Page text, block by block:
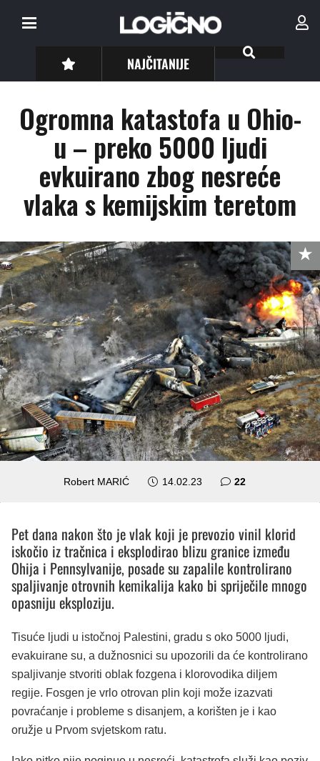
NAJČITANIJE
Ogromna katastofa u Ohio-
u – preko 5000 ljudi
evkuirano zbog nesreće
vlaka s kemijskim teretom
Robert MARIĆ 14.02.23 22
Pet dana nakon što je vlak koji je prevozio vinil klorid
iskočio iz tračnica i eksplodirao blizu granice između
Ohija i Pennsylvanije, posade su zapalile kontrolirano
spaljivanje otrovnih kemikalija kako bi spriječile mnogo
opasniju eksploziju.
Tisuće ljudi u istočnoj Palestini, gradu s oko 5000 ljudi,
evakuirane su, a dužnosnici su upozorili da će kontrolirano
spaljivanje stvoriti oblak fozgena i klorovodika diljem
regije. Fosgen je vrlo otrovan plin koji može izazvati
povraćanje i probleme s disanjem, a korišten je i kao
oružje u Prvom svjetskom ratu.